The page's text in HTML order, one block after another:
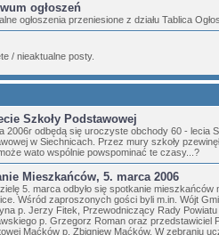
ogłoszeń
ogłoszenia przeniesione z działu Tablica
/ nieaktualne posty.
Szkoły Podstawowej
2006r odbędą się uroczyste obchody 60 - lecia
w Siechnicach. Przez mury szkoły
wato wspólnie powspominać te czasy...?
Mieszkańców, 5. marca 2006
5. marca odbyło się spotkanie mieszkańców
Wśród zaproszonych gości byli m.in. Wójt
p. Jerzy Fitek, Przewodniczący Rady Powiatu
p. Grzegorz Roman oraz przedstawiciel
Maćków p. Zbigniew Maćków. W zebraniu